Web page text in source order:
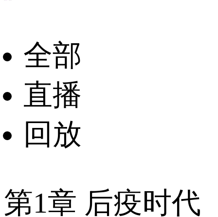
全部
直播
回放
第1章 后疫时代